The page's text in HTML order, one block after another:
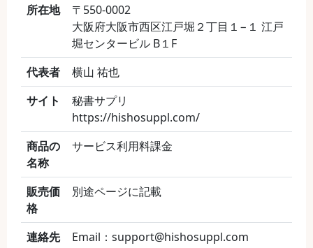
所在地
〒550‐0002
大阪府大阪市西区江戸堀２丁目１−１ 江戸
堀センタービル B１F
代表者
横山 祐也
サイト
秘書サプリ
https://hishosuppl.com/
商品の
名称
サービス利用料課金
販売価
格
別途ページに記載
連絡先
Email：support@hishosuppl.com